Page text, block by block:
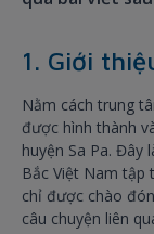
1. Giới
Nằm cách trung
được hình thành
huyện Sa Pa. Đây
Bắc Việt Nam tập
chỉ được chào
câu chuyện liên